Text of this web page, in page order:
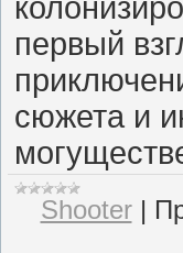
первый
сюжета и
Shooter|